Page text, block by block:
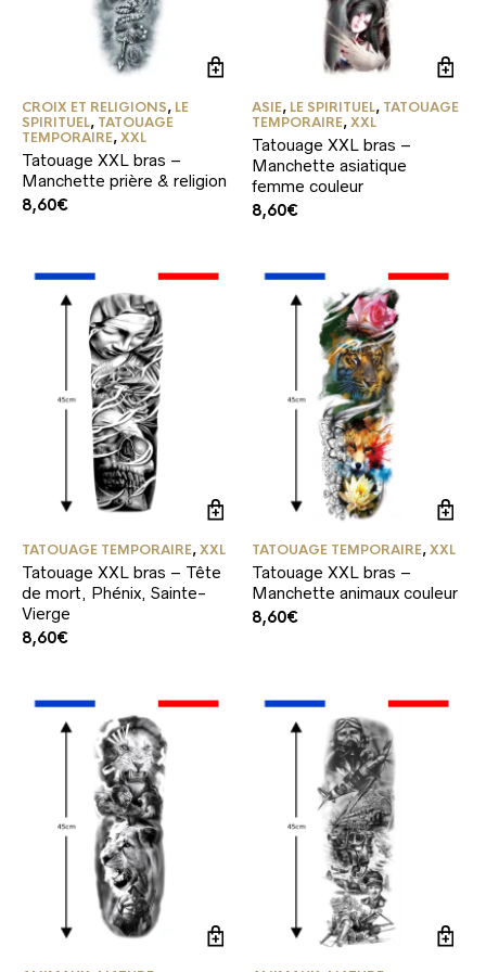
CROIX ET RELIGIONS, LE
SPIRITUEL, TATOUAGE
TEMPORAIRE,XXL
Tatouage XXL bras –
Manchette prière & religion
8,60€
ASIE, LE SPIRITUEL, TATOUAGE
TEMPORAIRE,XXL
Tatouage XXL bras –
Manchette asiatique
femme couleur
8,60€
TATOUAGE TEMPORAIRE,XXL
Tatouage XXL bras – Tête
de mort, Phénix, Sainte-
Vierge
8,60€
TATOUAGE TEMPORAIRE,XXL
Tatouage XXL bras –
Manchette animaux couleur
8,60€